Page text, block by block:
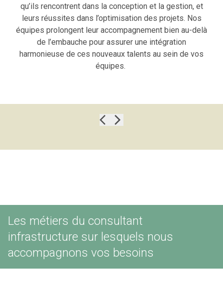
qu’ils rencontrent dans la conception et la gestion, et
leurs réussites dans l’optimisation des projets. Nos
équipes prolongent leur accompagnement bien au-delà
de l’embauche pour assurer une intégration
harmonieuse de ces nouveaux talents au sein de vos
équipes.
Les métiers du consultant
infrastructure sur lesquels nous
accompagnons vos besoins